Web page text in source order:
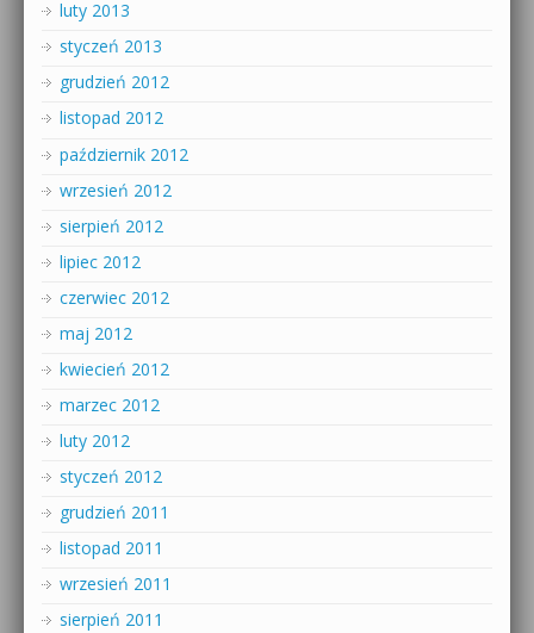
luty 2013
styczeń 2013
grudzień 2012
listopad 2012
październik 2012
wrzesień 2012
sierpień 2012
lipiec 2012
czerwiec 2012
maj 2012
kwiecień 2012
marzec 2012
luty 2012
styczeń 2012
grudzień 2011
listopad 2011
wrzesień 2011
sierpień 2011